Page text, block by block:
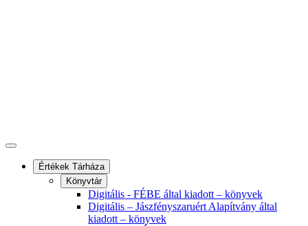
Értékek Tárháza
Könyvtár
Digitális - FÉBE által kiadott – könyvek
Digitális – Jászfényszaruért Alapítvány által
kiadott – könyvek